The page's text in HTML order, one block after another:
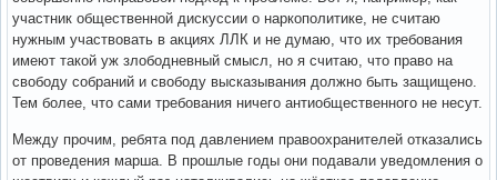
участник общественной дискуссии о наркополитике, не считаю
нужным участвовать в акциях ЛЛК и не думаю, что их требования
имеют такой уж злободневный смысл, но я считаю, что право на
свободу собраний и свободу высказывания должно быть защищено.
Тем более, что сами требования ничего антиобщественного не несут.
Между прочим, ребята под давлением правоохранителей отказались
от проведения марша. В прошлые годы они подавали уведомления о